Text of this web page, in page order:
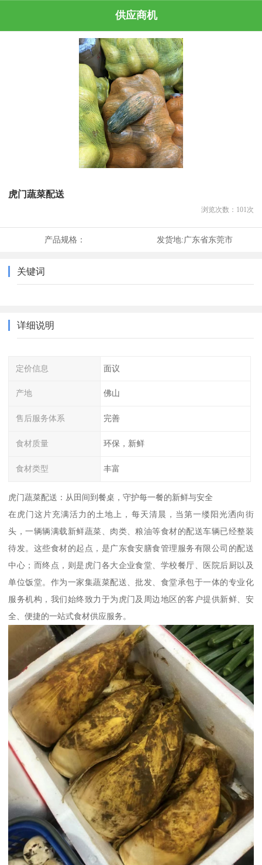
供应商机
虎门蔬菜配送
浏览次数： 101 次
产品规格： 发货地:广东省东莞市
关键词
详细说明
定价信息 面议
产地 佛山
售后服务体系 完善
食材质量 环保，新鲜
食材类型 丰富
虎门蔬菜配送：从田间到餐桌，守护每一餐的新鲜与安全
在虎门这片充满活力的土地上，每天清晨，当第一缕阳光洒向街
头，一辆辆满载新鲜蔬菜、肉类、粮油等食材的配送车辆已经整装
待发。这些食材的起点，是广东食安膳食管理服务有限公司的配送
中心；而终点，则是虎门各大企业食堂、学校餐厅、医院后厨以及
单位饭堂。作为一家集蔬菜配送、批发、食堂承包于一体的专业化
服务机构，我们始终致力于为虎门及周边地区的客户提供新鲜、安
全、便捷的一站式食材供应服务。